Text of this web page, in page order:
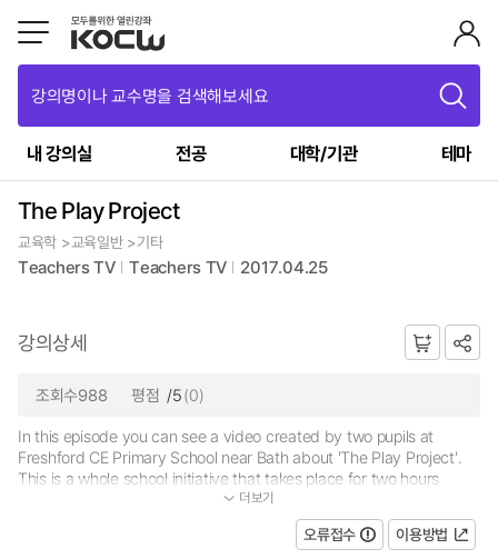
강의명이나 교수명을 검색해보세요
내 강의실 전공 대학/기관 테마
The Play Project
교육학 >교육일반 >기타
Teachers TV Teachers TV 2017.04.25
강의상세
조회수988 평점 /5(0)
In this episode you can see a video created by two pupils at
Freshford CE Primary School near Bath about 'The Play Project'.
This is a whole school initiative that takes place for two hours
every Friday when the children are allowed to 'Play'. The video g...
더보기
오류접수 이용방법